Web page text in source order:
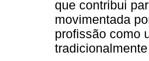
que contribui
movimentada
profissão como